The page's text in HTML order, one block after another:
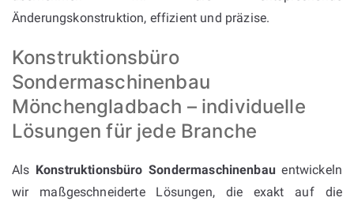
Änderungskonstruktion, effizient und präzise.
Konstruktionsbüro
Sondermaschinenbau
Mönchengladbach – individuelle
Lösungen für jede Branche
Als Konstruktionsbüro Sondermaschinenbauentwickeln
wir maßgeschneiderte Lösungen, die exakt auf die